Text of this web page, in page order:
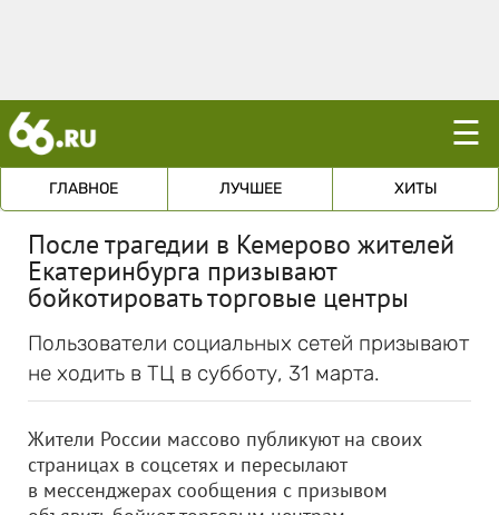
☰
ГЛАВНОЕ ЛУЧШЕЕ ХИТЫ
После трагедии в Кемерово жителей
Екатеринбурга призывают
бойкотировать торговые центры
Пользователи социальных сетей призывают
не ходить в ТЦ в субботу, 31 марта.
Жители России массово публикуют на своих
страницах в соцсетях и пересылают
в мессенджерах сообщения с призывом